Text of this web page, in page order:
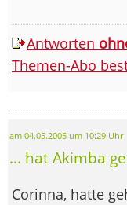
Antworten
Themen-Abo
am 04.05.2005 um 10:29 Uhr
... hat Akimba
Corinna, hatte